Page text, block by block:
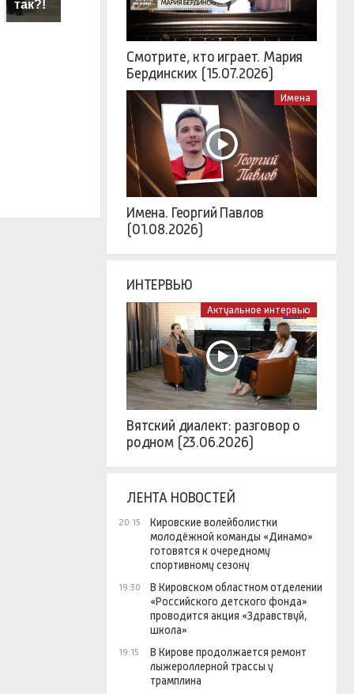
так?!
миллионов рублей
Смотрите, кто играет. Мария
Бердинских (15.07.2026)
Имена
Имена. Георгий Павлов
(01.08.2026)
ИНТЕРВЬЮ
Актуальное интервью
Вятский диалект: разговор о
родном (23.06.2026)
ЛЕНТА НОВОСТЕЙ
20:15
Кировские волейболистки
молодёжной команды «Динамо»
готовятся к очередному
спортивному сезону
19:30
В Кировском областном отделении
«Российского детского фонда»
проводится акция «Здравствуй,
школа»
19:15
В Кирове продолжается ремонт
лыжероллерной трассы у
трамплина